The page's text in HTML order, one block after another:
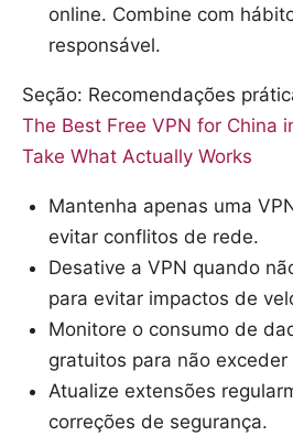
online. Combine com
responsável.
Seção: Recomendações
The Best Free VPN for China
Take What Actually Works
Mantenha apenas uma
evitar conflitos de rede.
Desative a VPN quando
para evitar impactos de
Monitore o consumo de
gratuitos para não exceder
Atualize extensões
correções de segurança.